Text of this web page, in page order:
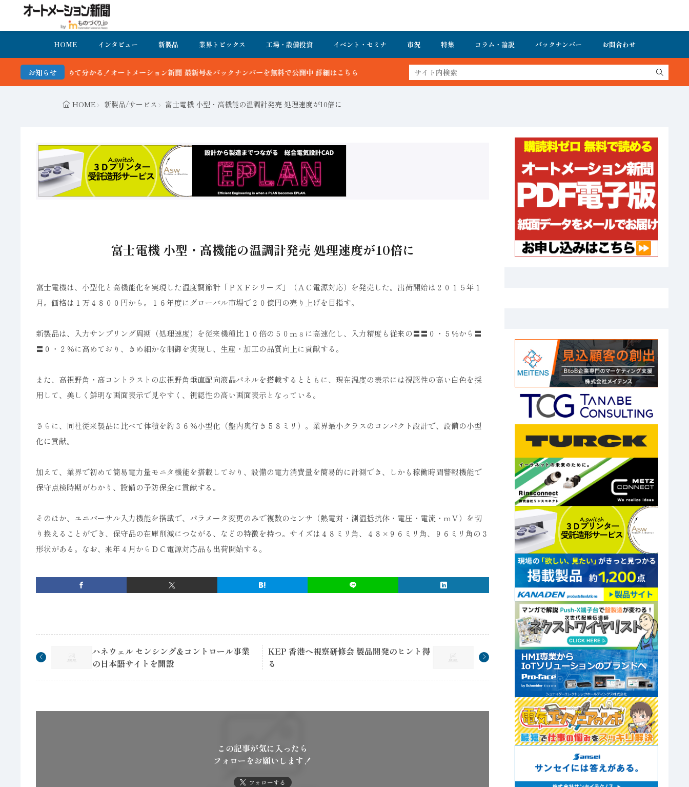
HOME インタビュー 新製品 業界トピックス 工場・設備投資 イベント・セミナ 市況 特集 コラム・論説 バックナンバー お問合わせ
お知らせ
！オートメーション新聞 最新号＆バックナンバーを無料で公開中 詳細はこちら
HOME 新製品/サービス 富士電機 小型・高機能の温調計発売 処理速度が10倍に
富士電機 小型・高機能の温調計発売 処理速度が10倍に
富士電機は、小型化と高機能化を実現した温度調節計「ＰＸＦシリーズ」（ＡＣ電源対応）を発売した。出荷開始は２０１５年１
月。価格は１万４８００円から。１６年度にグローバル市場で２０億円の売り上げを目指す。
新製品は、入力サンプリング周期（処理速度）を従来機種比１０倍の５０ｍｓに高速化し、入力精度も従来の〓〓０・５％から〓
〓０・２％に高めており、きめ細かな制御を実現し、生産・加工の品質向上に貢献する。
また、高視野角・高コントラストの広視野角垂直配向液晶パネルを搭載するとともに、現在温度の表示には視認性の高い白色を採
用して、美しく鮮明な画面表示で見やすく、視認性の高い画面表示となっている。
さらに、同社従来製品に比べて体積を約３６％小型化（盤内奥行き５８ミリ）。業界最小クラスのコンパクト設計で、設備の小型
化に貢献。
加えて、業界で初めて簡易電力量モニタ機能を搭載しており、設備の電力消費量を簡易的に計測でき、しかも稼働時間警報機能で
保守点検時期がわかり、設備の予防保全に貢献する。
そのほか、ユニバーサル入力機能を搭載で、パラメータ変更のみで複数のセンサ（熱電対・測温抵抗体・電圧・電流・ｍＶ）を切
り換えることができ、保守品の在庫削減につながる、などの特徴を持つ。サイズは４８ミリ角、４８×９６ミリ角、９６ミリ角の３
形状がある。なお、来年４月からＤＣ電源対応品も出荷開始する。
ハネウェル センシング&コントロール事業
の日本語サイトを開設
KEP 香港へ視察研修会 製品開発のヒント得
る
この記事が気に入ったら
フォローをお願いします！
フォローする